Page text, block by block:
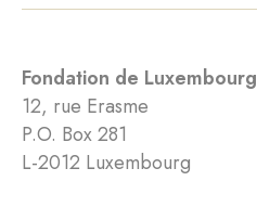
Fondation de Luxembourg
12, rue Erasme
P.O. Box 281
L-2012 Luxembourg